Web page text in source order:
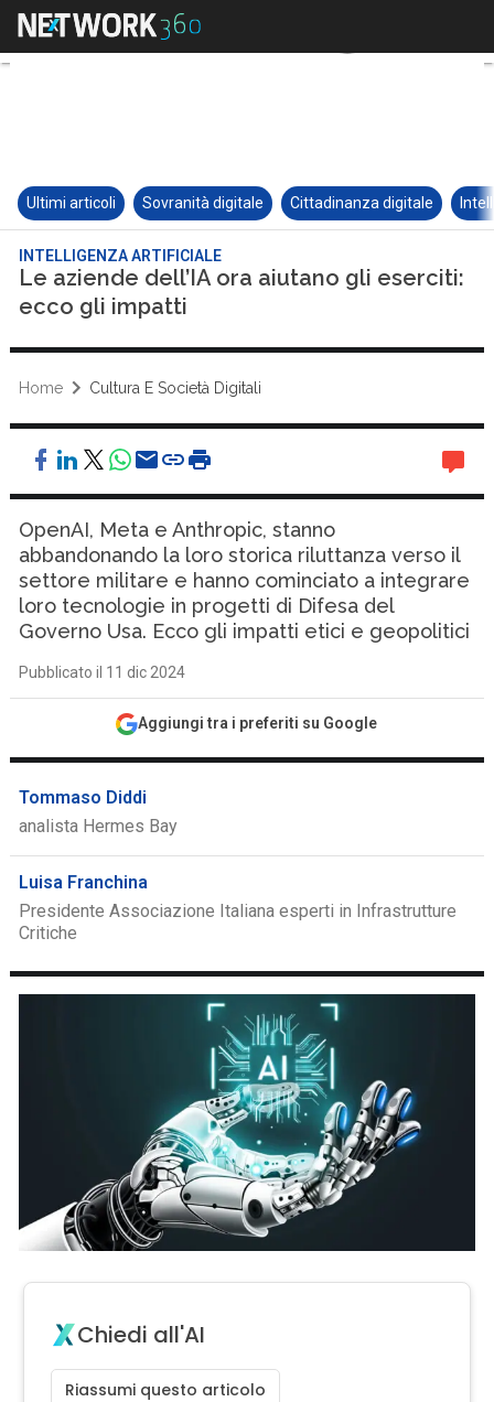
Ultimi articoli Sovranità digitale Cittadinanza digitale
INTELLIGENZA ARTIFICIALE
Le aziende dell’IA ora aiutano gli eserciti:
ecco gli impatti
Home Cultura E Società Digitali
OpenAI, Meta e Anthropic, stanno
abbandonando la loro storica riluttanza verso il
settore militare e hanno cominciato a integrare
loro tecnologie in progetti di Difesa del
Governo Usa. Ecco gli impatti etici e geopolitici
Pubblicato il 11 dic 2024
Aggiungi tra i preferiti su Google
Tommaso Diddi
analista Hermes Bay
Luisa Franchina
Presidente Associazione Italiana esperti in Infrastrutture
Critiche
Chiedi all'AI
Riassumi questo articolo